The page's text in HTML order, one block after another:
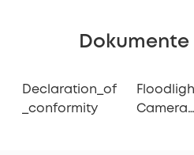
Dokumente
Declaration_of
_conformity
Camera